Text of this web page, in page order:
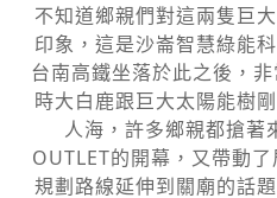
不知道鄉親們對這兩隻巨
印象，這是沙崙智慧綠能
台南高鐵坐落於此之後，
時大白鹿跟巨大太陽能樹
人海，許多鄉親都搶著
OUTLET的開幕，又帶動
規劃路線延伸到關廟的話